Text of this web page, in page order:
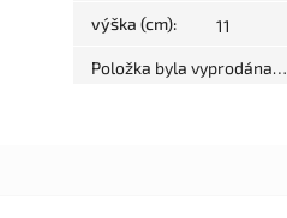
výška (cm): 11
Položka byla vyprodána…